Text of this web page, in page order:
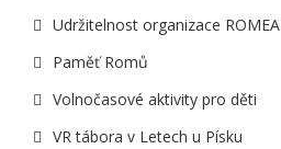
Udržitelnost organizace ROMEA
Paměť Romů
Volnočasové aktivity pro děti
VR tábora v Letech u Písku